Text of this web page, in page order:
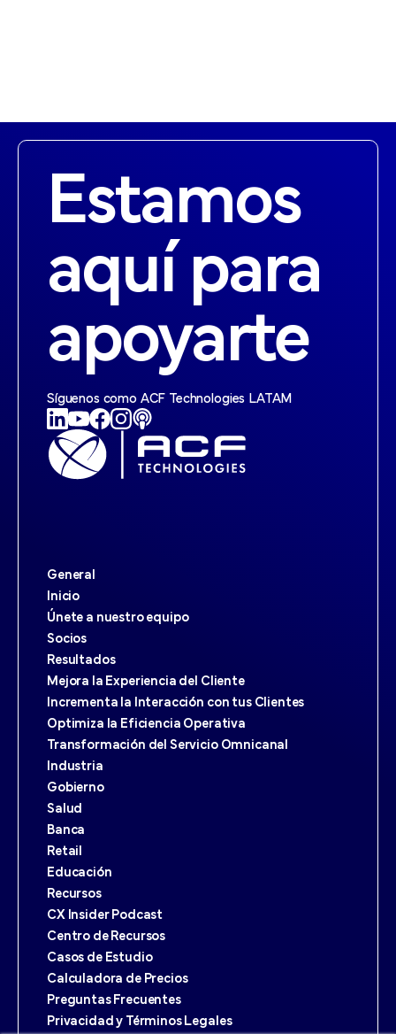
Estamos
aquí para
apoyarte
Síguenos como ACF Technologies LATAM
General
Inicio
Únete a nuestro equipo
Socios
Resultados
Mejora la Experiencia del Cliente
Incrementa la Interacción con tus Clientes
Optimiza la Eficiencia Operativa
Transformación del Servicio Omnicanal
Industria
Gobierno
Salud
Banca
Retail
Educación
Recursos
CX Insider Podcast
Centro de Recursos
Casos de Estudio
Calculadora de Precios
Preguntas Frecuentes
Privacidad y Términos Legales